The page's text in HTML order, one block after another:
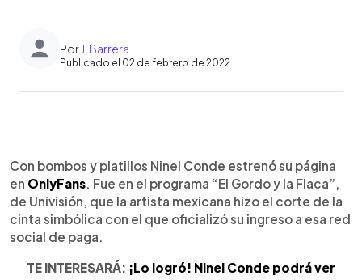
Por J. Barrera
Publicado el 02 de febrero de 2022
Escuchar artículo
Con bombos y platillos Ninel Conde estrenó su página
en OnlyFans. Fue en el programa “El Gordo y la Flaca”,
de Univisión, que la artista mexicana hizo el corte de la
cinta simbólica con el que oficializó su ingreso a esa red
social de paga.
TE INTERESARÁ: ¡Lo logró! Ninel Conde podrá ver